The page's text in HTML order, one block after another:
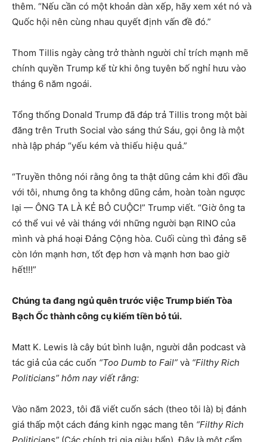
thêm. “Nếu cần có một khoản dàn xếp, hãy xem xét nó và
Quốc hội nên cùng nhau quyết định vấn đề đó.”
Thom Tillis ngày càng trở thành người chỉ trích mạnh mẽ
chính quyền Trump kể từ khi ông tuyên bố nghỉ hưu vào
tháng 6 năm ngoái.
Tổng thống Donald Trump đã đáp trả Tillis trong một bài
đăng trên Truth Social vào sáng thứ Sáu, gọi ông là một
nhà lập pháp “yếu kém và thiếu hiệu quả.”
“Truyền thông nói rằng ông ta thật dũng cảm khi đối đầu
với tôi, nhưng ông ta không dũng cảm, hoàn toàn ngược
lại — ÔNG TA LÀ KẺ BỎ CUỘC!” Trump viết. “Giờ ông ta
có thể vui vẻ vài tháng với những người bạn RINO của
mình và phá hoại Đảng Cộng hòa. Cuối cùng thì đảng sẽ
còn lớn mạnh hơn, tốt đẹp hơn và mạnh hơn bao giờ
hết!!!”
Chúng ta đang ngủ quên trước việc Trump biến Tòa
Bạch Ốc thành công cụ kiếm tiền bỏ túi.
Matt K. Lewis là cây bút bình luận, người dẫn podcast và
tác giả của các cuốn “Too Dumb to Fail” và “Filthy Rich
Politicians” hôm nay viết rằng:
Vào năm 2023, tôi đã viết cuốn sách (theo tôi là) bị đánh
giá thấp một cách đáng kinh ngạc mang tên “Filthy Rich